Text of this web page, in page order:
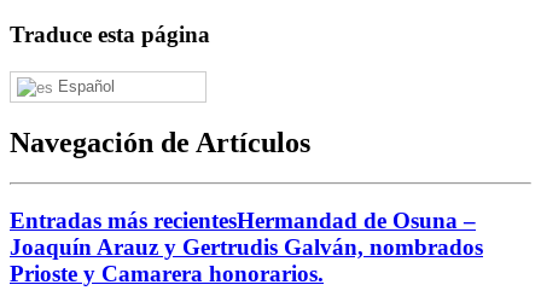
Traduce esta página
Español
Navegación de Artículos
Entradas más recientesHermandad de Osuna –
Joaquín Arauz y Gertrudis Galván, nombrados
Prioste y Camarera honorarios.